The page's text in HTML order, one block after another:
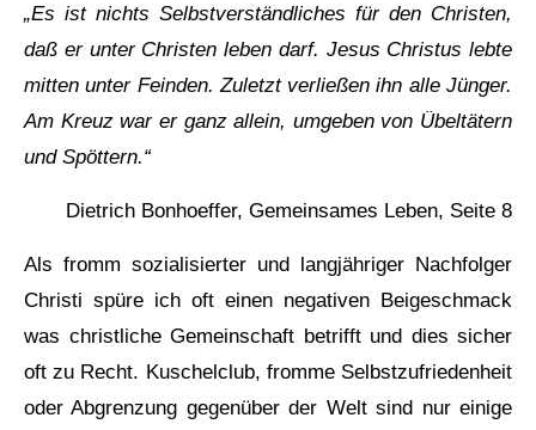
„Es ist nichts Selbstverständliches für den Christen,
daß er unter Christen leben darf. Jesus Christus lebte
mitten unter Feinden. Zuletzt verließen ihn alle Jünger.
Am Kreuz war er ganz allein, umgeben von Übeltätern
und Spöttern.“
Dietrich Bonhoeffer, Gemeinsames Leben, Seite 8
Als fromm sozialisierter und langjähriger Nachfolger
Christi spüre ich oft einen negativen Beigeschmack
was christliche Gemeinschaft betrifft und dies sicher
oft zu Recht. Kuschelclub, fromme Selbstzufriedenheit
oder Abgrenzung gegenüber der Welt sind nur einige